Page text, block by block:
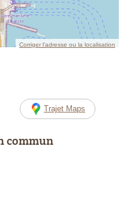
Corriger l’adresse ou la localisation
Trajet Maps
commun